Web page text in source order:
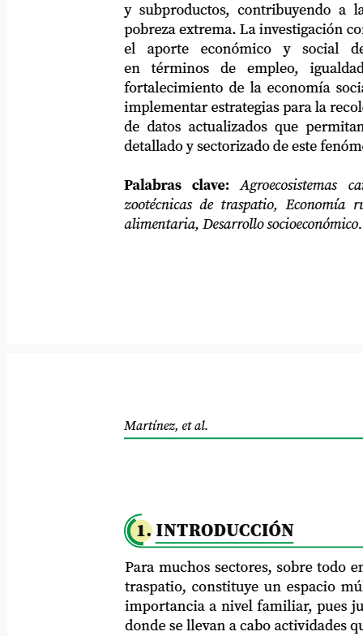
y subproductos, contribuyendo a la
pobreza extrema. La investigación
el
aporte económico y social
de
en
términos de empleo,
igualdad
fortalecimiento de la economía social.
implementar estrategias para la
de datos actualizados que permitan un
detallado y sectorizado de este fenómeno.
Palabras clave: Agroecosistemas
zootécnicas de traspatio, Economía rural,
alimentaria, Desarrollo socioeconómico.
Martínez, et al.
Para muchos sectores, sobre todo en
traspatio, constituye un espacio
importancia a nivel familiar, pues
donde se llevan a cabo actividades que
1. INTRODUCCIÓN